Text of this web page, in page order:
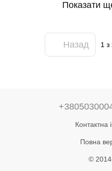
Показати
Назад 1з
Контактна
Повна
©